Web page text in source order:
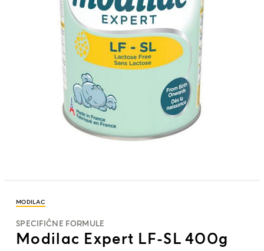
MODILAC
SPECIFIČNE FORMULE
Modilac Expert LF-SL 400g